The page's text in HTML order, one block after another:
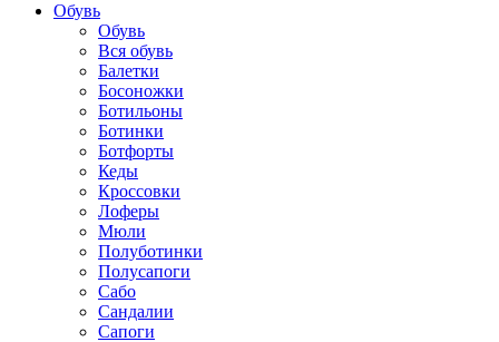
Обувь
Обувь
Вся обувь
Балетки
Босоножки
Ботильоны
Ботинки
Ботфорты
Кеды
Кроссовки
Лоферы
Мюли
Полуботинки
Полусапоги
Сабо
Сандалии
Сапоги